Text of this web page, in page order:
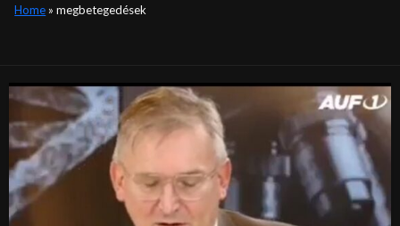
Home »megbetegedések